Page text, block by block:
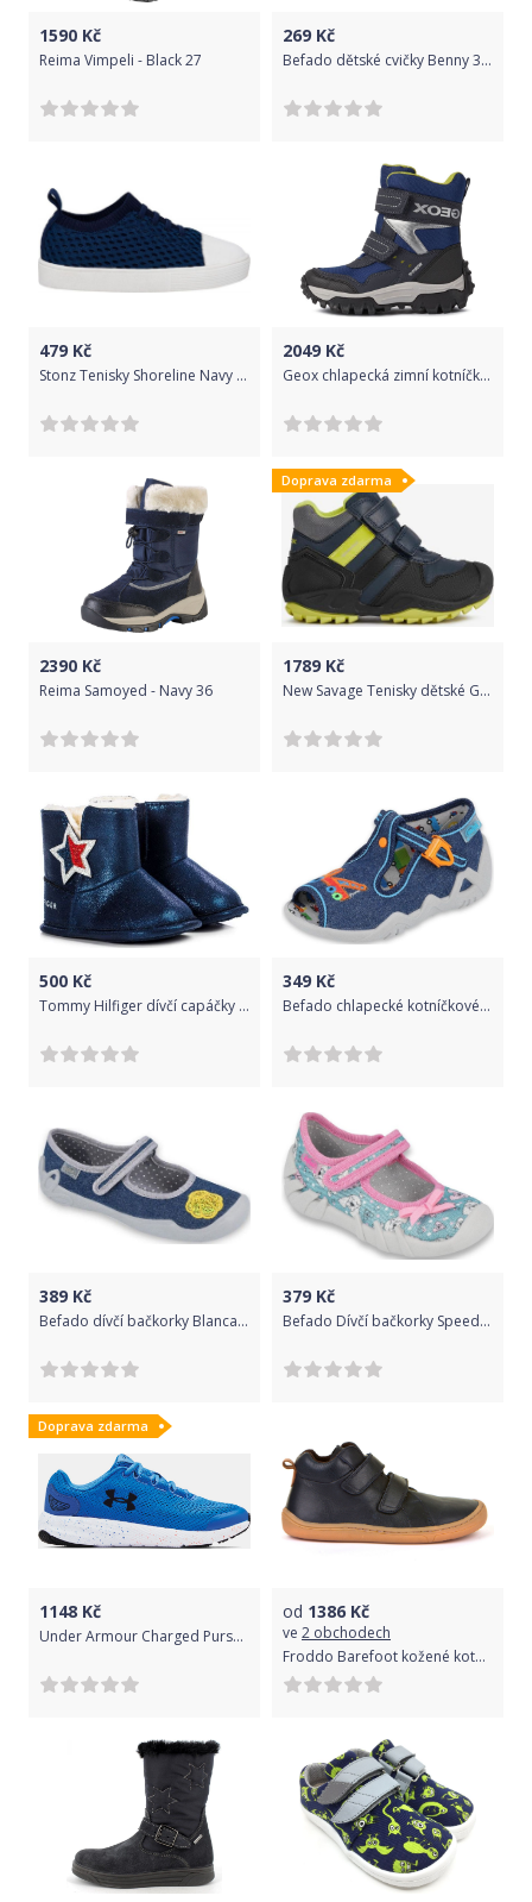
1590 Kč
Reima Vimpeli - Black 27
269 Kč
Befado dětské cvičky Benny 31, tmavě modrá
479 Kč
Stonz Tenisky Shoreline Navy SSHONAV 24 tmavě modrá
2049 Kč
Geox chlapecká zimní kotníčková obuv Himalaya J163AB 0FUCE C0749 26 tmavě modrá
2390 Kč
Reima Samoyed - Navy 36
Doprava zdarma
1789 Kč
New Savage Tenisky dětské Geox | Modrá | Chlapecké | 30
500 Kč
Tommy Hilfiger dívčí capáčky T0A5-30773-1009800 tmavě modrá 17
349 Kč
Befado chlapecké kotníčkové bačkory Snake 217P108 19 tmavě modrá
389 Kč
Befado dívčí bačkorky Blanca 114Y399 31, modrá
379 Kč
Befado Dívčí bačkorky Speedy 109P203 18, modrá
Doprava zdarma
1148 Kč
Under Armour Charged Pursuit 2 Tenisky dětské Modrá - 36 1/2
od 1386 Kč
ve 2 obchodech
Froddo Barefoot kožené kotníčkové celoročky dark blue 27 178 70